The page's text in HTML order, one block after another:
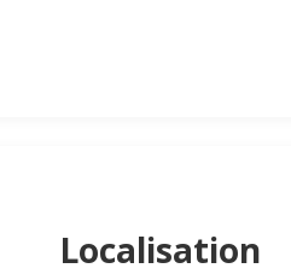
Localisation